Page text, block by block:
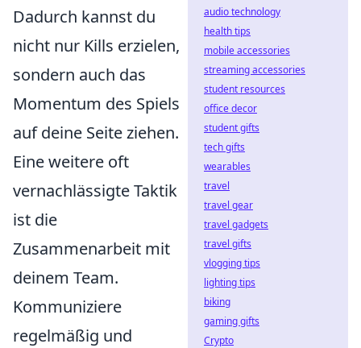
Dadurch kannst du
nicht nur Kills erzielen,
sondern auch das
Momentum des Spiels
auf deine Seite ziehen.
Eine weitere oft
vernachlässigte Taktik
ist die
Zusammenarbeit mit
deinem Team.
Kommuniziere
regelmäßig und
audio technology
health tips
mobile accessories
streaming accessories
student resources
office decor
student gifts
tech gifts
wearables
travel
travel gear
travel gadgets
travel gifts
vlogging tips
lighting tips
biking
gaming gifts
Crypto